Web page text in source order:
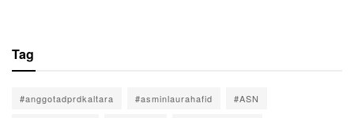
Tag
#anggotadprdkaltara #asminlaurahafid #ASN